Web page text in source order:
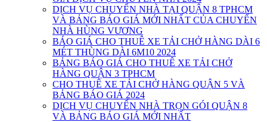
DỊCH VỤ CHUYỂN NHÀ TẠI QUẬN 8 TPHCM
VÀ BẢNG BÁO GIÁ MỚI NHẤT CỦA CHUYỂN
NHÀ HÙNG VƯƠNG
BÁO GIÁ CHO THUÊ XE TẢI CHỞ HÀNG DÀI 6
MÉT THÙNG DÀI 6M10 2024
BẢNG BÁO GIÁ CHO THUÊ XE TẢI CHỞ
HÀNG QUẬN 3 TPHCM
CHO THUÊ XE TẢI CHỞ HÀNG QUẬN 5 VÀ
BẢNG BÁO GIÁ 2024
DỊCH VỤ CHUYỂN NHÀ TRỌN GÓI QUẬN 8
VÀ BẢNG BÁO GIÁ MỚI NHẤT